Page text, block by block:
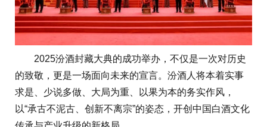
2025汾酒封藏大典的成功举办，不仅是一次对历史
的致敬，更是一场面向未来的宣言。汾酒人将本着实事
求是、少说多做、大局为重、以果为本的务实作风，
以“承古不泥古、创新不离宗”的姿态，开创中国白酒文化